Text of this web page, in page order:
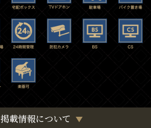
掲載情報について